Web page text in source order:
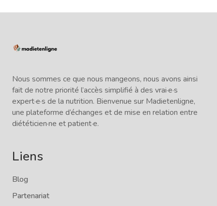
Nous sommes ce que nous mangeons, nous avons ainsi
fait de notre priorité l’accès simplifié à des vrai·e·s
expert·e·s de la nutrition. Bienvenue sur Madietenligne,
une plateforme d’échanges et de mise en relation entre
diététicien·ne et patient·e.
Liens
Blog
Partenariat